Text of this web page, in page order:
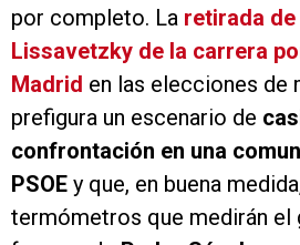
por completo. La retirada
Lissavetzky de la carrera
Madrid en las elecciones de
prefigura un escenario de
confrontación en una
PSOE y que, en buena
termómetros que medirán el